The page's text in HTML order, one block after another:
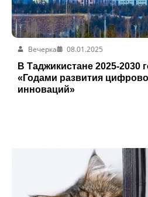
Вечерка
08.01.2025
В Таджикистане 2025-
«Годами развития
инноваций»